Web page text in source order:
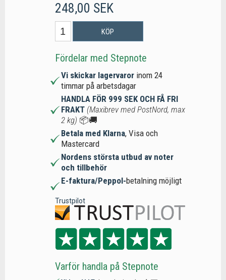
248,00 SEK
KÖP
Fördelar med Stepnote
Vi skickar lagervaror inom 24
timmar på arbetsdagar
HANDLA FÖR 999 SEK OCH FÅ FRI
FRAKT (Maxibrev med PostNord, max
2 kg) 📦🚚
Betala med Klarna, Visa och
Mastercard
Nordens största utbud av noter
och tillbehör
E-faktura/Peppol-betalning möjligt
Trustpilot
Varför handla på Stepnote